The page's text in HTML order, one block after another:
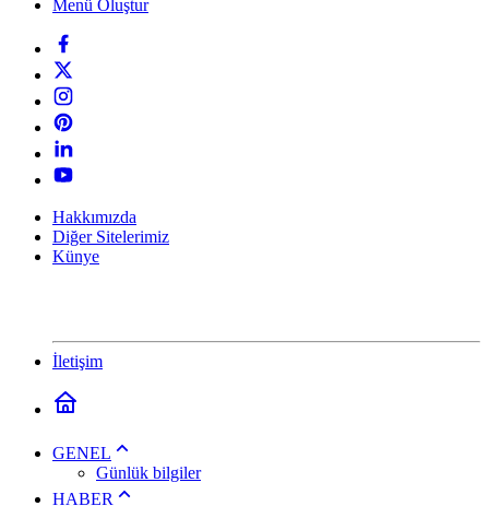
Menü Oluştur
Hakkımızda
Diğer Sitelerimiz
Künye
İletişim
GENEL
Günlük bilgiler
HABER